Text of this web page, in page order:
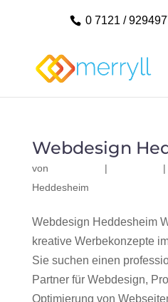
0 7121 /
Webdesign
von | |
Heddesheim
Webdesign Heddesheim
kreative Werbekonzepte
Sie suchen einen
Partner für Webdesign,
Optimierung von